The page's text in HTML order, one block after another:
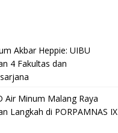
Akbar Heppie: UIBU
4 Fakultas dan
Air Minum Malang Raya
Langkah di PORPAMNAS IX